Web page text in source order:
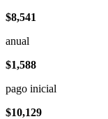
$8,541
anual
$1,588
pago inicial
$10,129